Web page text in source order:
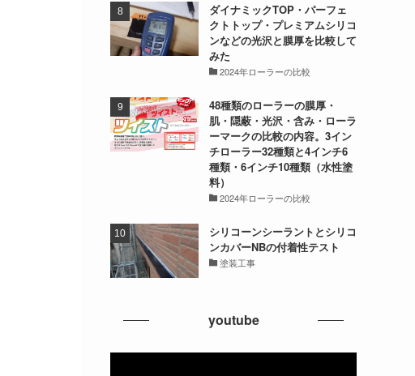
ダイナミックTOP・パーフェ
クトトップ・プレミアムシリコ
ンなどの光沢と膜厚を比較して
みた
2024年ローラーの比較
48種類のローラーの膜厚・
肌・隠蔽・光沢・含み・ローラ
ーマークの比較の内容。3イン
チローラー32種類と4インチ6
種類・6インチ10種類（水性塗
料）
2024年ローラーの比較
シリコーンシーラントとシリコ
ンカバーNBの付着性テスト
塗装工事
youtube